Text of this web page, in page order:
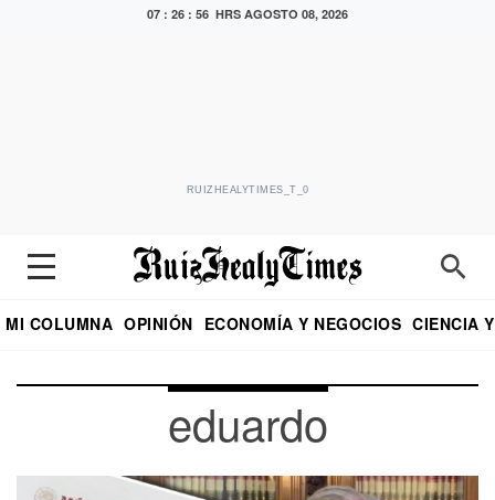
07 : 26 : 58 HRS AGOSTO 08, 2026
RUIZHEALYTIMES_T_0
MI COLUMNA OPINIÓN ECONOMÍA Y NEGOCIOS CIENCIA
eduardo